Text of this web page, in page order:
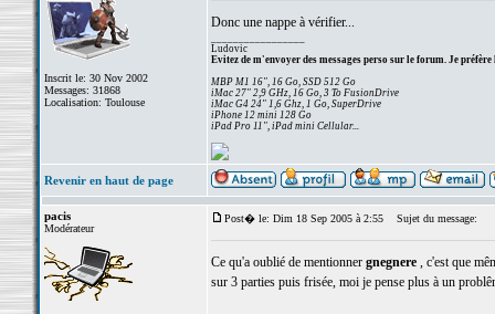
Inscrit le: 30 Nov 2002
Messages: 31868
Localisation: Toulouse
Donc une nappe à vérifier...
Ludovic
Evitez de m'envoyer des messages perso sur le forum. Je préfère
MBP M1 16", 16 Go, SSD 512 Go
iMac 27" 2,9 GHz, 16 Go, 3 To FusionDrive
iMac G4 24" 1,6 Ghz, 1 Go, SuperDrive
iPhone 12 mini 128 Go
iPad Pro 11", iPad mini Cellular...
Revenir en haut de page
pacis
Modérateur
Post� le: Dim 18 Sep 2005 à 2:55 Sujet du message:
Ce qu'a oublié de mentionner gnegnere, c'est que
sur 3 parties puis frisée, moi je pense plus à un